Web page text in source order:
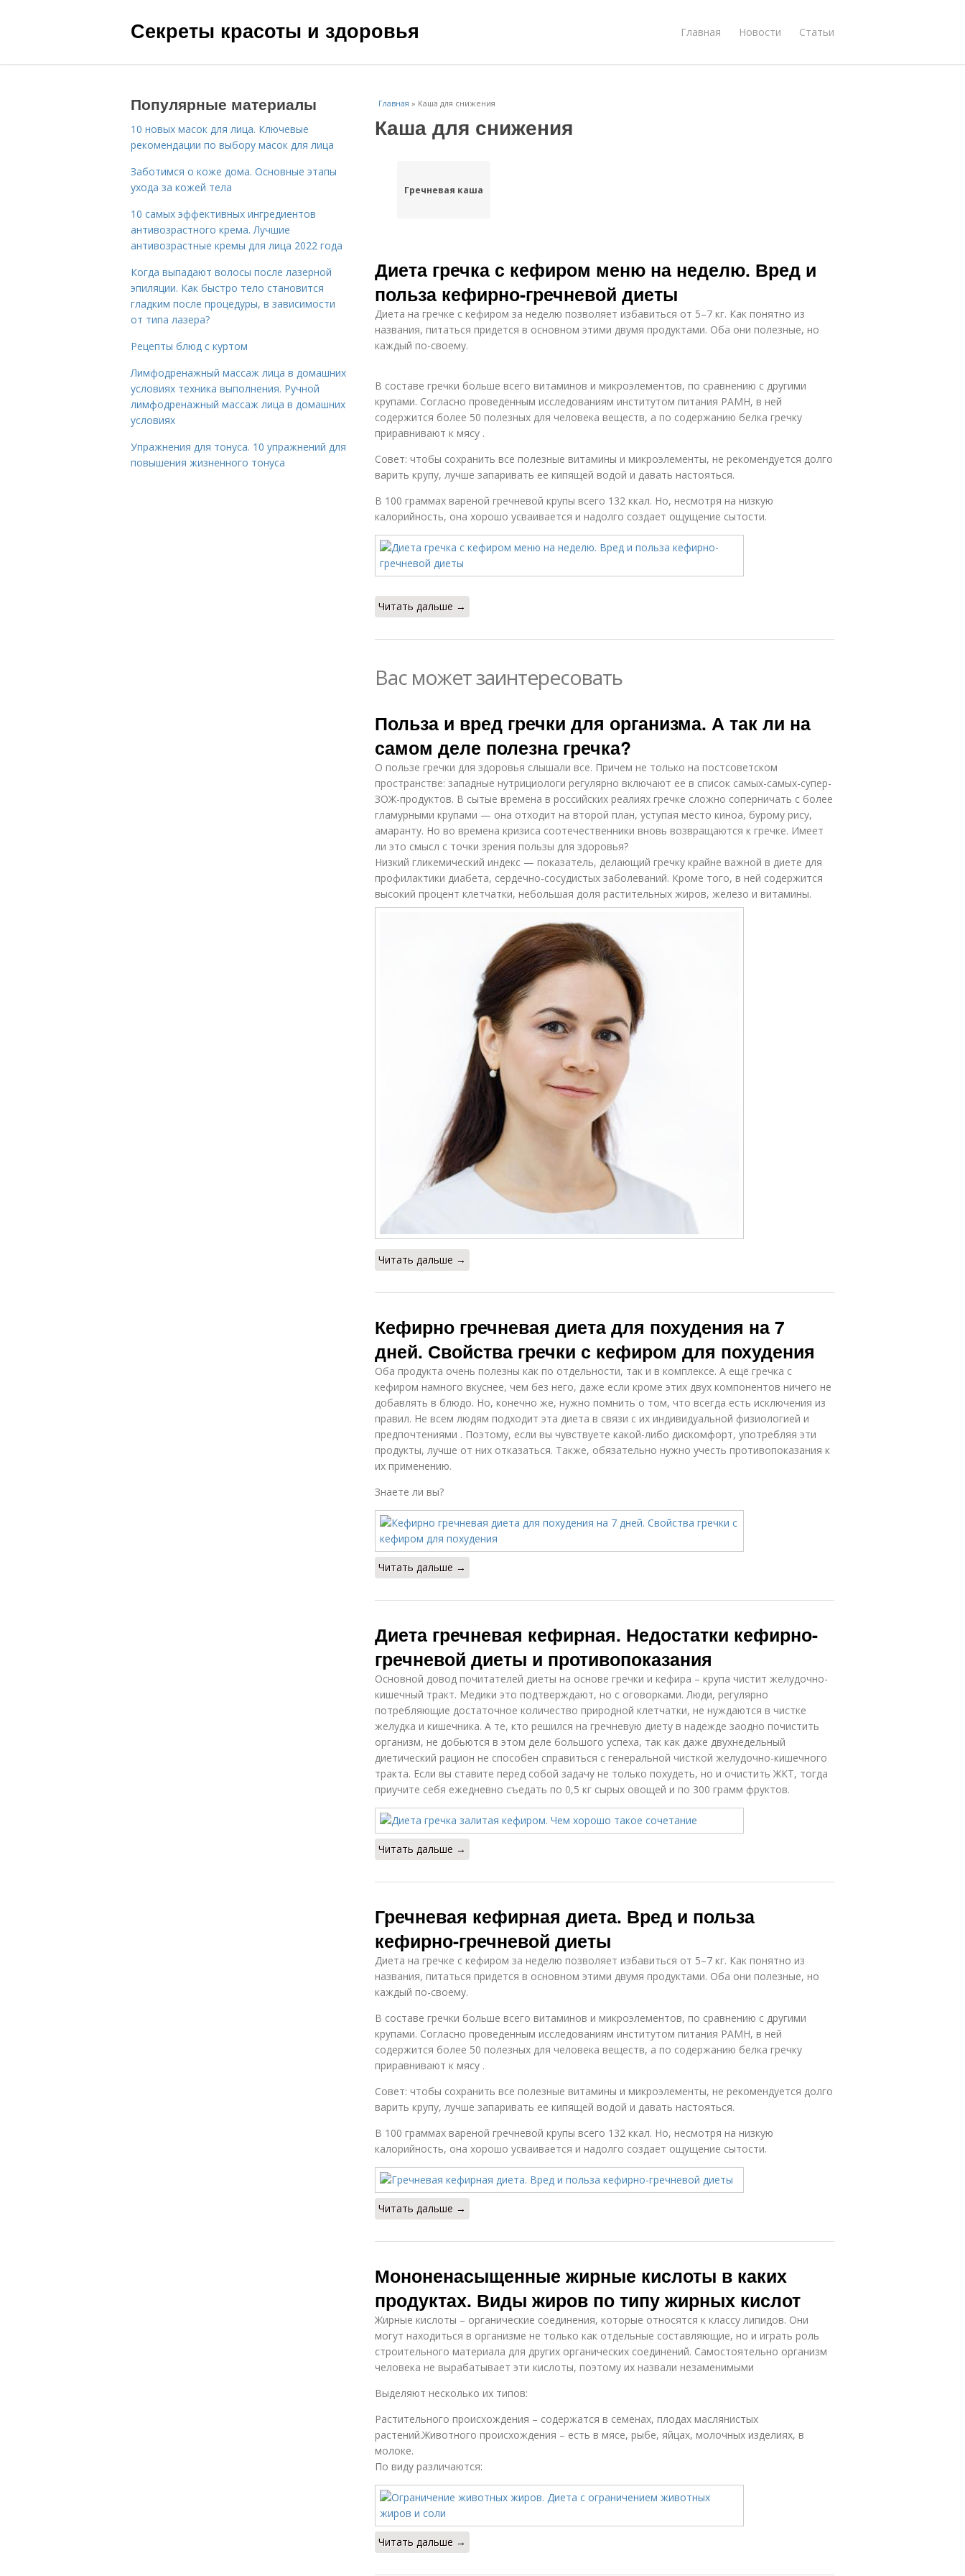
Секреты красоты и здоровья Главная Новости Статьи
Главная » Каша для снижения
Каша для снижения
Гречневая каша
Диета гречка с кефиром меню на неделю. Вред и
польза кефирно-гречневой диеты
Диета на гречке с кефиром за неделю позволяет избавиться от 5–7 кг. Как понятно из
названия, питаться придется в основном этими двумя продуктами. Оба они полезные, но
каждый по-своему.
В составе гречки больше всего витаминов и микроэлементов, по сравнению с другими
крупами. Согласно проведенным исследованиям институтом питания РАМН, в ней
содержится более 50 полезных для человека веществ, а по содержанию белка гречку
приравнивают к мясу .
Совет: чтобы сохранить все полезные витамины и микроэлементы, не рекомендуется долго
варить крупу, лучше запаривать ее кипящей водой и давать настояться.
В 100 граммах вареной гречневой крупы всего 132 ккал. Но, несмотря на низкую
калорийность, она хорошо усваивается и надолго создает ощущение сытости.
Читать дальше →
Вас может заинтересовать
Польза и вред гречки для организма. А так ли на
самом деле полезна гречка?
О пользе гречки для здоровья слышали все. Причем не только на постсоветском
пространстве: западные нутрициологи регулярно включают ее в список самых-самых-супер-
ЗОЖ-продуктов. В сытые времена в российских реалиях гречке сложно соперничать с более
гламурными крупами — она отходит на второй план, уступая место киноа, бурому рису,
амаранту. Но во времена кризиса соотечественники вновь возвращаются к гречке. Имеет
ли это смысл с точки зрения пользы для здоровья?
Низкий гликемический индекс — показатель, делающий гречку крайне важной в диете для
профилактики диабета, сердечно-сосудистых заболеваний. Кроме того, в ней содержится
высокий процент клетчатки, небольшая доля растительных жиров, железо и витамины.
Читать дальше →
Кефирно гречневая диета для похудения на 7
дней. Свойства гречки с кефиром для похудения
Оба продукта очень полезны как по отдельности, так и в комплексе. А ещё гречка с
кефиром намного вкуснее, чем без него, даже если кроме этих двух компонентов ничего не
добавлять в блюдо. Но, конечно же, нужно помнить о том, что всегда есть исключения из
правил. Не всем людям подходит эта диета в связи с их индивидуальной физиологией и
предпочтениями . Поэтому, если вы чувствуете какой-либо дискомфорт, употребляя эти
продукты, лучше от них отказаться. Также, обязательно нужно учесть противопоказания к
их применению.
Знаете ли вы?
Читать дальше →
Диета гречневая кефирная. Недостатки кефирно-
гречневой диеты и противопоказания
Основной довод почитателей диеты на основе гречки и кефира – крупа чистит желудочно-
кишечный тракт. Медики это подтверждают, но с оговорками. Люди, регулярно
потребляющие достаточное количество природной клетчатки, не нуждаются в чистке
желудка и кишечника. А те, кто решился на гречневую диету в надежде заодно почистить
организм, не добьются в этом деле большого успеха, так как даже двухнедельный
диетический рацион не способен справиться с генеральной чисткой желудочно-кишечного
тракта. Если вы ставите перед собой задачу не только похудеть, но и очистить ЖКТ, тогда
приучите себя ежедневно съедать по 0,5 кг сырых овощей и по 300 грамм фруктов.
Читать дальше →
Гречневая кефирная диета. Вред и польза
кефирно-гречневой диеты
Диета на гречке с кефиром за неделю позволяет избавиться от 5–7 кг. Как понятно из
названия, питаться придется в основном этими двумя продуктами. Оба они полезные, но
каждый по-своему.
В составе гречки больше всего витаминов и микроэлементов, по сравнению с другими
крупами. Согласно проведенным исследованиям институтом питания РАМН, в ней
содержится более 50 полезных для человека веществ, а по содержанию белка гречку
приравнивают к мясу .
Совет: чтобы сохранить все полезные витамины и микроэлементы, не рекомендуется долго
варить крупу, лучше запаривать ее кипящей водой и давать настояться.
В 100 граммах вареной гречневой крупы всего 132 ккал. Но, несмотря на низкую
калорийность, она хорошо усваивается и надолго создает ощущение сытости.
Читать дальше →
Мононенасыщенные жирные кислоты в каких
продуктах. Виды жиров по типу жирных кислот
Жирные кислоты – органические соединения, которые относятся к классу липидов. Они
могут находиться в организме не только как отдельные составляющие, но и играть роль
строительного материала для других органических соединений. Самостоятельно организм
человека не вырабатывает эти кислоты, поэтому их назвали незаменимыми
Выделяют несколько их типов:
Растительного происхождения – содержатся в семенах, плодах маслянистых
растений.Животного происхождения – есть в мясе, рыбе, яйцах, молочных изделиях, в
молоке.
По виду различаются:
Читать дальше →
Популярные материалы
10 новых масок для лица. Ключевые
рекомендации по выбору масок для лица
Заботимся о коже дома. Основные этапы
ухода за кожей тела
10 самых эффективных ингредиентов
антивозрастного крема. Лучшие
антивозрастные кремы для лица 2022 года
Когда выпадают волосы после лазерной
эпиляции. Как быстро тело становится
гладким после процедуры, в зависимости
от типа лазера?
Рецепты блюд с куртом
Лимфодренажный массаж лица в домашних
условиях техника выполнения. Ручной
лимфодренажный массаж лица в домашних
условиях
Упражнения для тонуса. 10 упражнений для
повышения жизненного тонуса